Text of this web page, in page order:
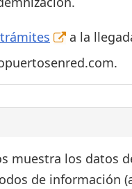
trámites a la
muestra los datos
de información